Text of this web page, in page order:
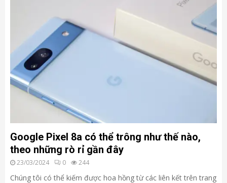
Google Pixel 8a có thể trông như thế nào,
theo những rò rỉ gần đây
23/03/2024 0 244
Chúng tôi có thể kiếm được hoa hồng từ các liên kết trên trang